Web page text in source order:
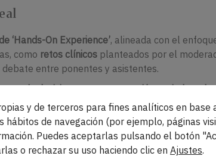
‘Hands-On Experience’, alineada con el
como retos clínicos planteados por el
entre ponentes y asistentes.
de decisiones en regeneración periodontal,
ósea guiada, tanto vertical como
Castilla, y laplanificación digital en
. Además, elDr. José Nart y la Dra. Laurence
en regeneración ósea.
y de terceros para fines analíticos en base
de navegación (por ejemplo, páginas
Puedes aceptarlas pulsando el botón
o rechazar su uso haciendo clic en Ajustes.